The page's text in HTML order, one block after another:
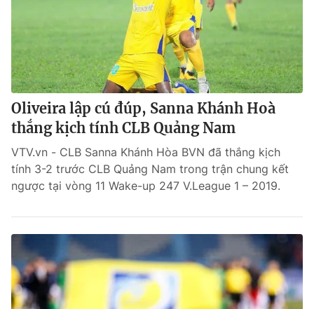
Oliveira lập cú đúp, Sanna Khánh Hoà
thắng kịch tính CLB Quảng Nam
VTV.vn - CLB Sanna Khánh Hòa BVN đã thắng kịch
tính 3-2 trước CLB Quảng Nam trong trận chung kết
ngược tại vòng 11 Wake-up 247 V.League 1 – 2019.